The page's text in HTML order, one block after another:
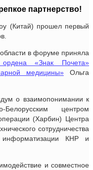
партнерство!
(Китай) прошел первый
в форуме приняла
«Знак Почета»
медицины»Ольга
о взаимопонимании к
Белорусским центром
(Харбин) Центра
сотрудничества
информатизации КНР и
и совместное